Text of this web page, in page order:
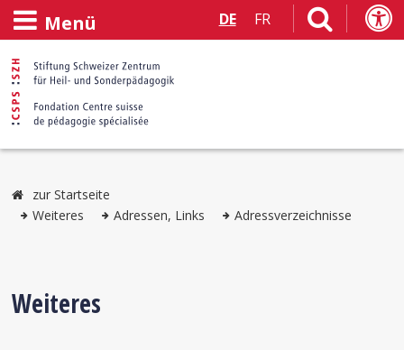
Menü DE FR
zur Startseite
Weiteres
Adressen, Links Adressverzeichnisse
Weiteres